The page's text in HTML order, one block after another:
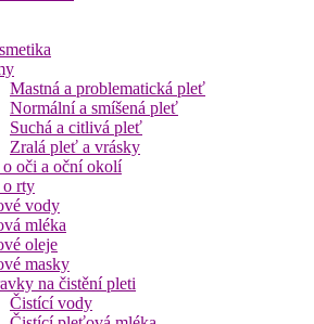
Mastná a problematická pleť
Normální a smíšená pleť
Suchá a citlivá pleť
Zralá pleť a vrásky
o oči a oční okolí
o rty
vody
mléka
oleje
masky
na čistění pleti
Čistící vody